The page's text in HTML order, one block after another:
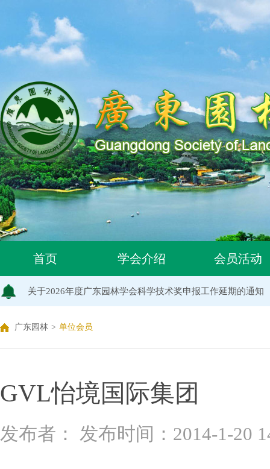
首页 学会介绍 会员活动
关于同意96位个人为广东园林学会个人会员的通知
关于同意318位个人为广东园林学会个人会员的通知
关于2026年度广东园林学会科学技术奖申报工作延期的通知
广东园林学会关于开展2026年广东风景园林优秀学子奖评
关于推荐广东园林学会专家库候选人的通知（2026年度）
关于公布2026年度广东园林学会研究项目立项名单的通知
关于2026年度广东园林学会研究项目评审结果的公示
广东园林 > 单位会员
GVL怡境国际集团
发布者： 发布时间：2014-1-20